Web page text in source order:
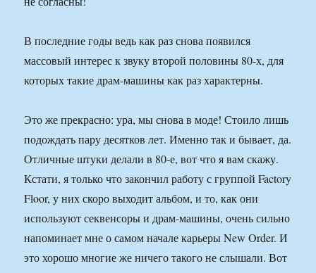
В последние годы ведь как раз снова появился
массовый интерес к звуку второй половины 80-х, для
которых такие драм-машины как раз характерны.
Это же прекрасно: ура, мы снова в моде! Стоило лишь
подождать пару десятков лет. Именно так и бывает, да.
Отличные штуки делали в 80-е, вот что я вам скажу.
Кстати, я только что закончил работу с группой Factory
Floor, у них скоро выходит альбом, и то, как они
используют секвенсоры и драм-машины, очень сильно
напоминает мне о самом начале карьеры New Order. И
это хорошо многие же ничего такого не слышали. Вот